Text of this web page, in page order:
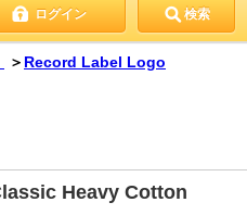
ログイン 検索
＞ Record Label Logo
Heavy Cotton